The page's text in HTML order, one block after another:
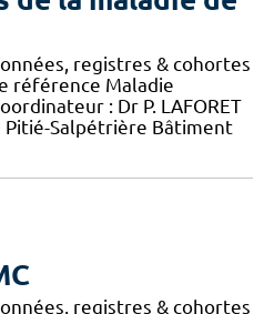
registres & cohortes
référence Maladie
: Dr P. LAFORET
Pitié-Salpétrière Bâtiment
registres & cohortes